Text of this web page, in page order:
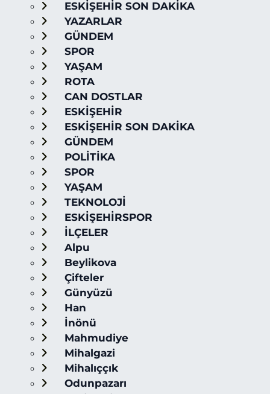
ESKİŞEHİR SON DAKİKA
YAZARLAR
GÜNDEM
SPOR
YAŞAM
ROTA
CAN DOSTLAR
ESKİŞEHİR
ESKİŞEHİR SON DAKİKA
GÜNDEM
POLİTİKA
SPOR
YAŞAM
TEKNOLOJİ
ESKİŞEHİRSPOR
İLÇELER
Alpu
Beylikova
Çifteler
Günyüzü
Han
İnönü
Mahmudiye
Mihalgazi
Mihalıççık
Odunpazarı